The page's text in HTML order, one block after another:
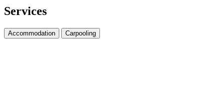
Services
Accommodation Carpooling